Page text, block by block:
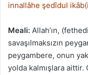
innallâhe şedîdul
Meali: Allah’ın,
savaşılmaksızın
peygambere, onun
yolda kalmışlara